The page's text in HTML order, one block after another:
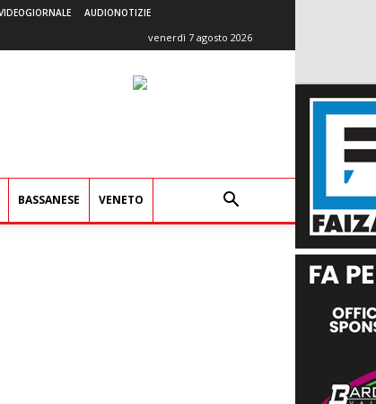
AUDIONOTIZIE
venerdì 7 agosto 2026
BASSANESE VENETO